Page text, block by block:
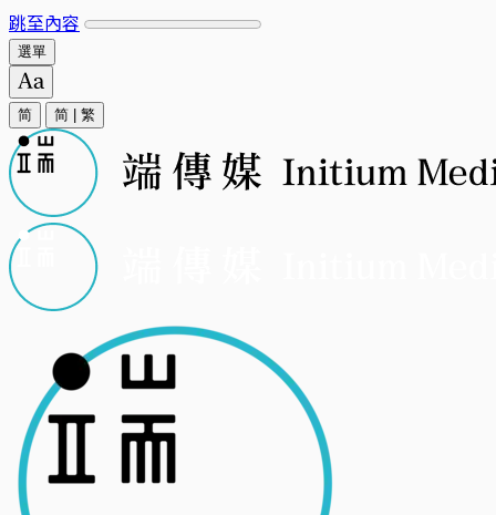
跳至內容
選單
简 简 繁